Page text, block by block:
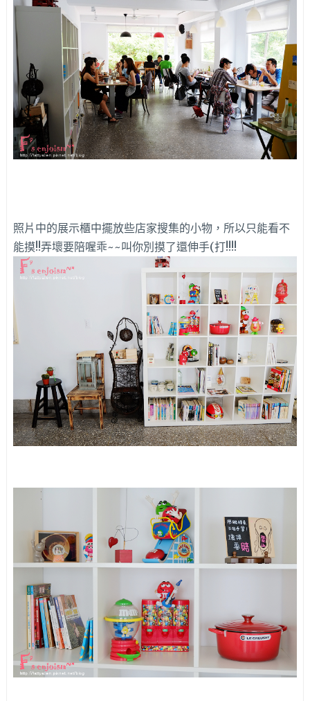
照片中的展示櫃中擺放些店家搜集的小物，所以只能看不
能摸!!弄壞要陪喔乖~~叫你別摸了還伸手(打!!!!